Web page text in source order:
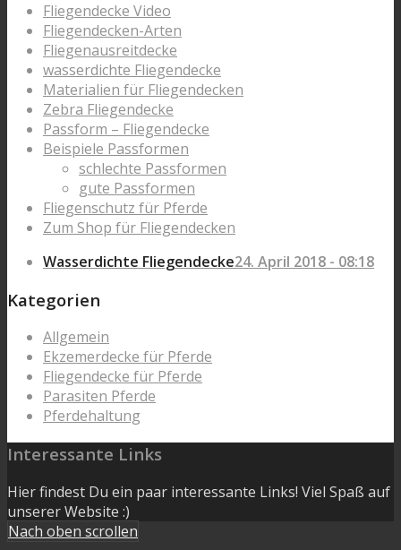
Fliegendecke Video
Fliegendecken-Arten
Fliegenausreitdecke
wasserdichte Fliegendecke
Materialien für Fliegendecken
Zebra Fliegendecke
Passform – Fliegendecke
Beispiele Passformen
schlechte Passformen
gute Passformen
Fliegenschutz für Pferde
Zum Shop für Fliegendecken
Wasserdichte Fliegendecke24. April 2018 - 08:18
Kategorien
Allgemein
Ekzemerdecke für Pferde
Fliegendecke für Pferde
Parasiten Pferde
Pferdehaltung
Interessante Links
Hier findest Du ein paar interessante Links! Viel Spaß auf
unserer Website :)
Nach oben scrollen